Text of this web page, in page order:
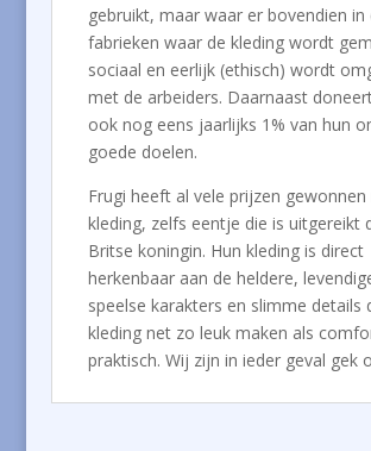
gebruikt, maar waar er bovendien in
fabrieken waar de kleding wordt
sociaal en eerlijk (ethisch) wordt
met de arbeiders. Daarnaast
ook nog eens jaarlijks 1% van hun
goede doelen.
Frugi heeft al vele prijzen
kleding, zelfs eentje die is uitgereikt
Britse koningin. Hun kleding is direct
herkenbaar aan de heldere,
speelse karakters en slimme details
kleding net zo leuk maken als
praktisch. Wij zijn in ieder geval gek